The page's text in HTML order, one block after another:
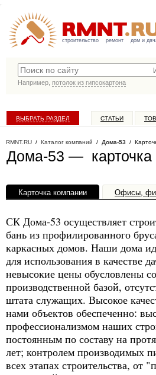
строительство ремонт дом и
Например, потолок из гипсокартона
ВЫБРАТЬ РАЗДЕЛ СТАТЬИ
RMNT.RU / Каталог компаний / Дома-53 /
Дома-53 — карточка
Карточка компании Офисы,
СК Дома-53 осуществляет
бань из профилированного
каркасных домов. Наши дома
для использования в качестве
невысокие цены обусловлены
производственной базой,
штата служащих. Высокое
нами объектов обеспеченно:
профессионализмом наших
постоянным по составу на
лет; контролем производимых
всех этапах строительства, от